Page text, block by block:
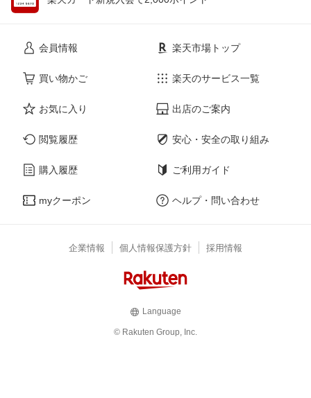
会員情報
買い物かご
お気に入り
閲覧履歴
購入履歴
myクーポン
楽天市場トップ
楽天のサービス一覧
出店のご案内
安心・安全の取り組み
ご利用ガイド
ヘルプ・問い合わせ
企業情報 個人情報保護方針 採用情報
Language
© Rakuten Group, Inc.